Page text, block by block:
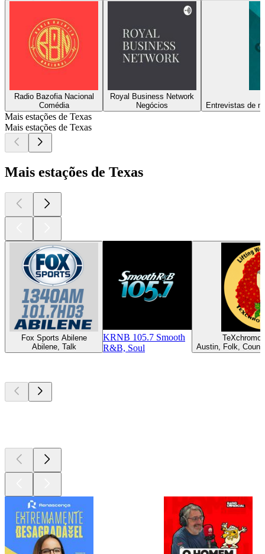
Radio Bazofia Nacional
Comédia
Royal Business Network
Negócios
Entrevistas de
Mais estações de Texas
Mais estações de Texas
Mais estações de Texas
Fox Sports Abilene
Abilene, Talk
KRNB 105.7 Smooth
R&B, Soul
Austin, Folk,